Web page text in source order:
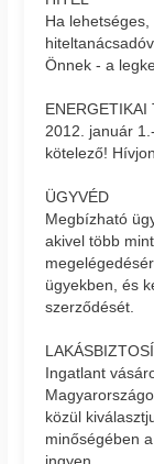
Ha
Önnek - a
2012. január
kötelező!
ÜGYVÉD
Megbízható
akivel több
ügyekben, és
szerződését.
Ingatlant
közül
minőségében